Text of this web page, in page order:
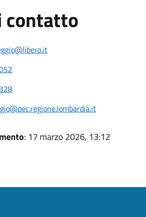
contatto
: 17 marzo 2026, 13:12